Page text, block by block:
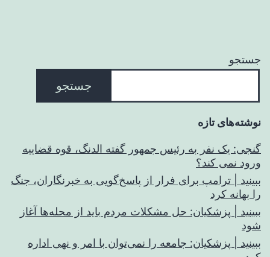
جستجو
جستجو
نوشته‌های تازه
گنجی: یک نفر به رئیس جمهور گفته الدنگ، قوه قضاییه
ورود نمی کند؟
ببینید | ترامپ برای فرار از پاسخ‌گویی به خبرنگاران، جنگ
را بهانه کرد
ببینید | پزشکیان: حل مشکلات مردم باید از محله‌ها آغاز
شود
ببینید | پزشکیان: جامعه را نمی‌توان با امر و نهی اداره